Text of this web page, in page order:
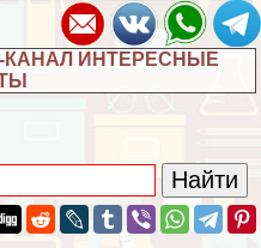
КАНАЛ ИНТЕРЕСНЫЕ